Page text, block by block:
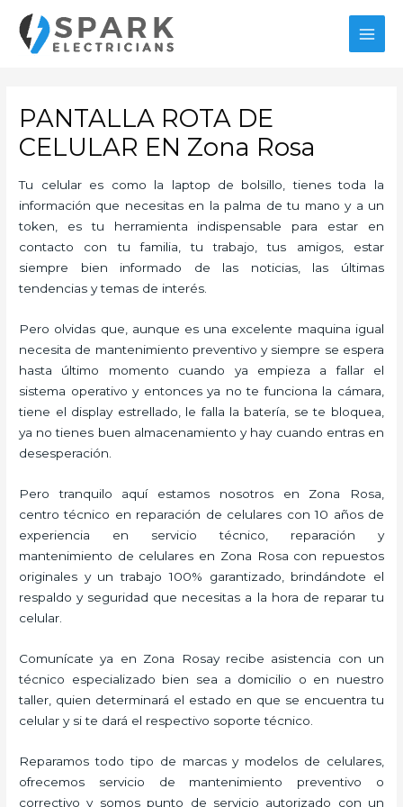
contenido
PANTALLA ROTA DE
CELULAR EN Zona Rosa
Tu celular es como la laptop de bolsillo, tienes toda la
información que necesitas en la palma de tu mano y a un
token, es tu herramienta indispensable para estar en
contacto con tu familia, tu trabajo, tus amigos, estar
siempre bien informado de las noticias, las últimas
tendencias y temas de interés.
Pero olvidas que, aunque es una excelente maquina igual
necesita de mantenimiento preventivo y siempre se espera
hasta último momento cuando ya empieza a fallar el
sistema operativo y entonces ya no te funciona la cámara,
tiene el display estrellado, le falla la batería, se te bloquea,
ya no tienes buen almacenamiento y hay cuando entras en
desesperación.
Pero tranquilo aquí estamos nosotros en Zona Rosa,
centro técnico en reparación de celulares con 10 años de
experiencia en servicio técnico, reparación y
mantenimiento de celulares en Zona Rosa con repuestos
originales y un trabajo 100% garantizado, brindándote el
respaldo y seguridad que necesitas a la hora de reparar tu
celular.
Comunícate ya en Zona Rosay recibe asistencia con un
técnico especializado bien sea a domicilio o en nuestro
taller, quien determinará el estado en que se encuentra tu
celular y si te dará el respectivo soporte técnico.
Reparamos todo tipo de marcas y modelos de celulares,
ofrecemos servicio de mantenimiento preventivo o
correctivo y somos punto de servicio autorizado con un